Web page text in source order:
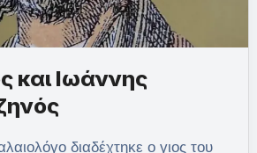
και Ιωάννης